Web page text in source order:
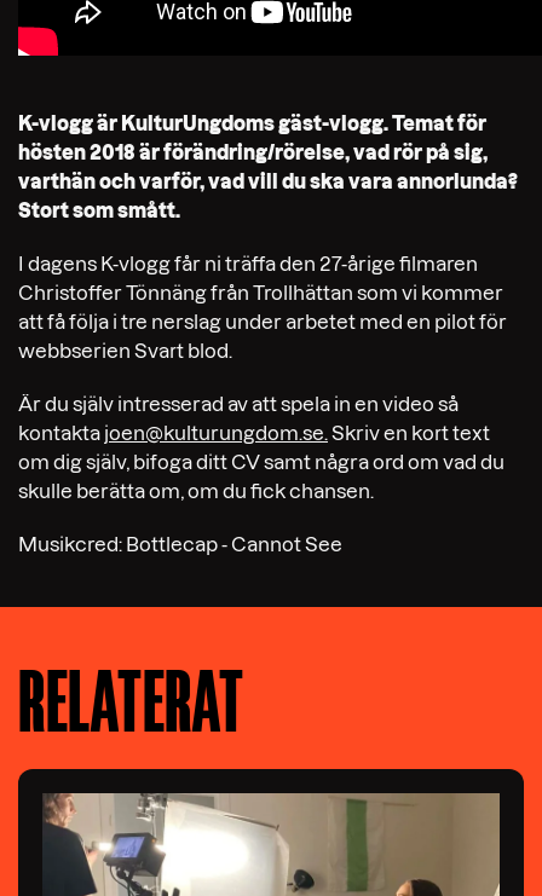
K-vlogg är KulturUngdoms gäst-vlogg. Temat för
hösten 2018 är förändring/rörelse, vad rör på sig,
varthän och varför, vad vill du ska vara annorlunda?
Stort som smått.
I dagens K-vlogg får ni träffa den 27-årige filmaren
Christoffer Tönnäng från Trollhättan som vi kommer
att få följa i tre nerslag under arbetet med en pilot för
webbserien Svart blod.
Är du själv intresserad av att spela in en video så
kontakta joen@kulturungdom.se.Skriv en kort text
om dig själv, bifoga ditt CV samt några ord om vad du
skulle berätta om, om du fick chansen.
Musikcred: Bottlecap - Cannot See
RELATERAT